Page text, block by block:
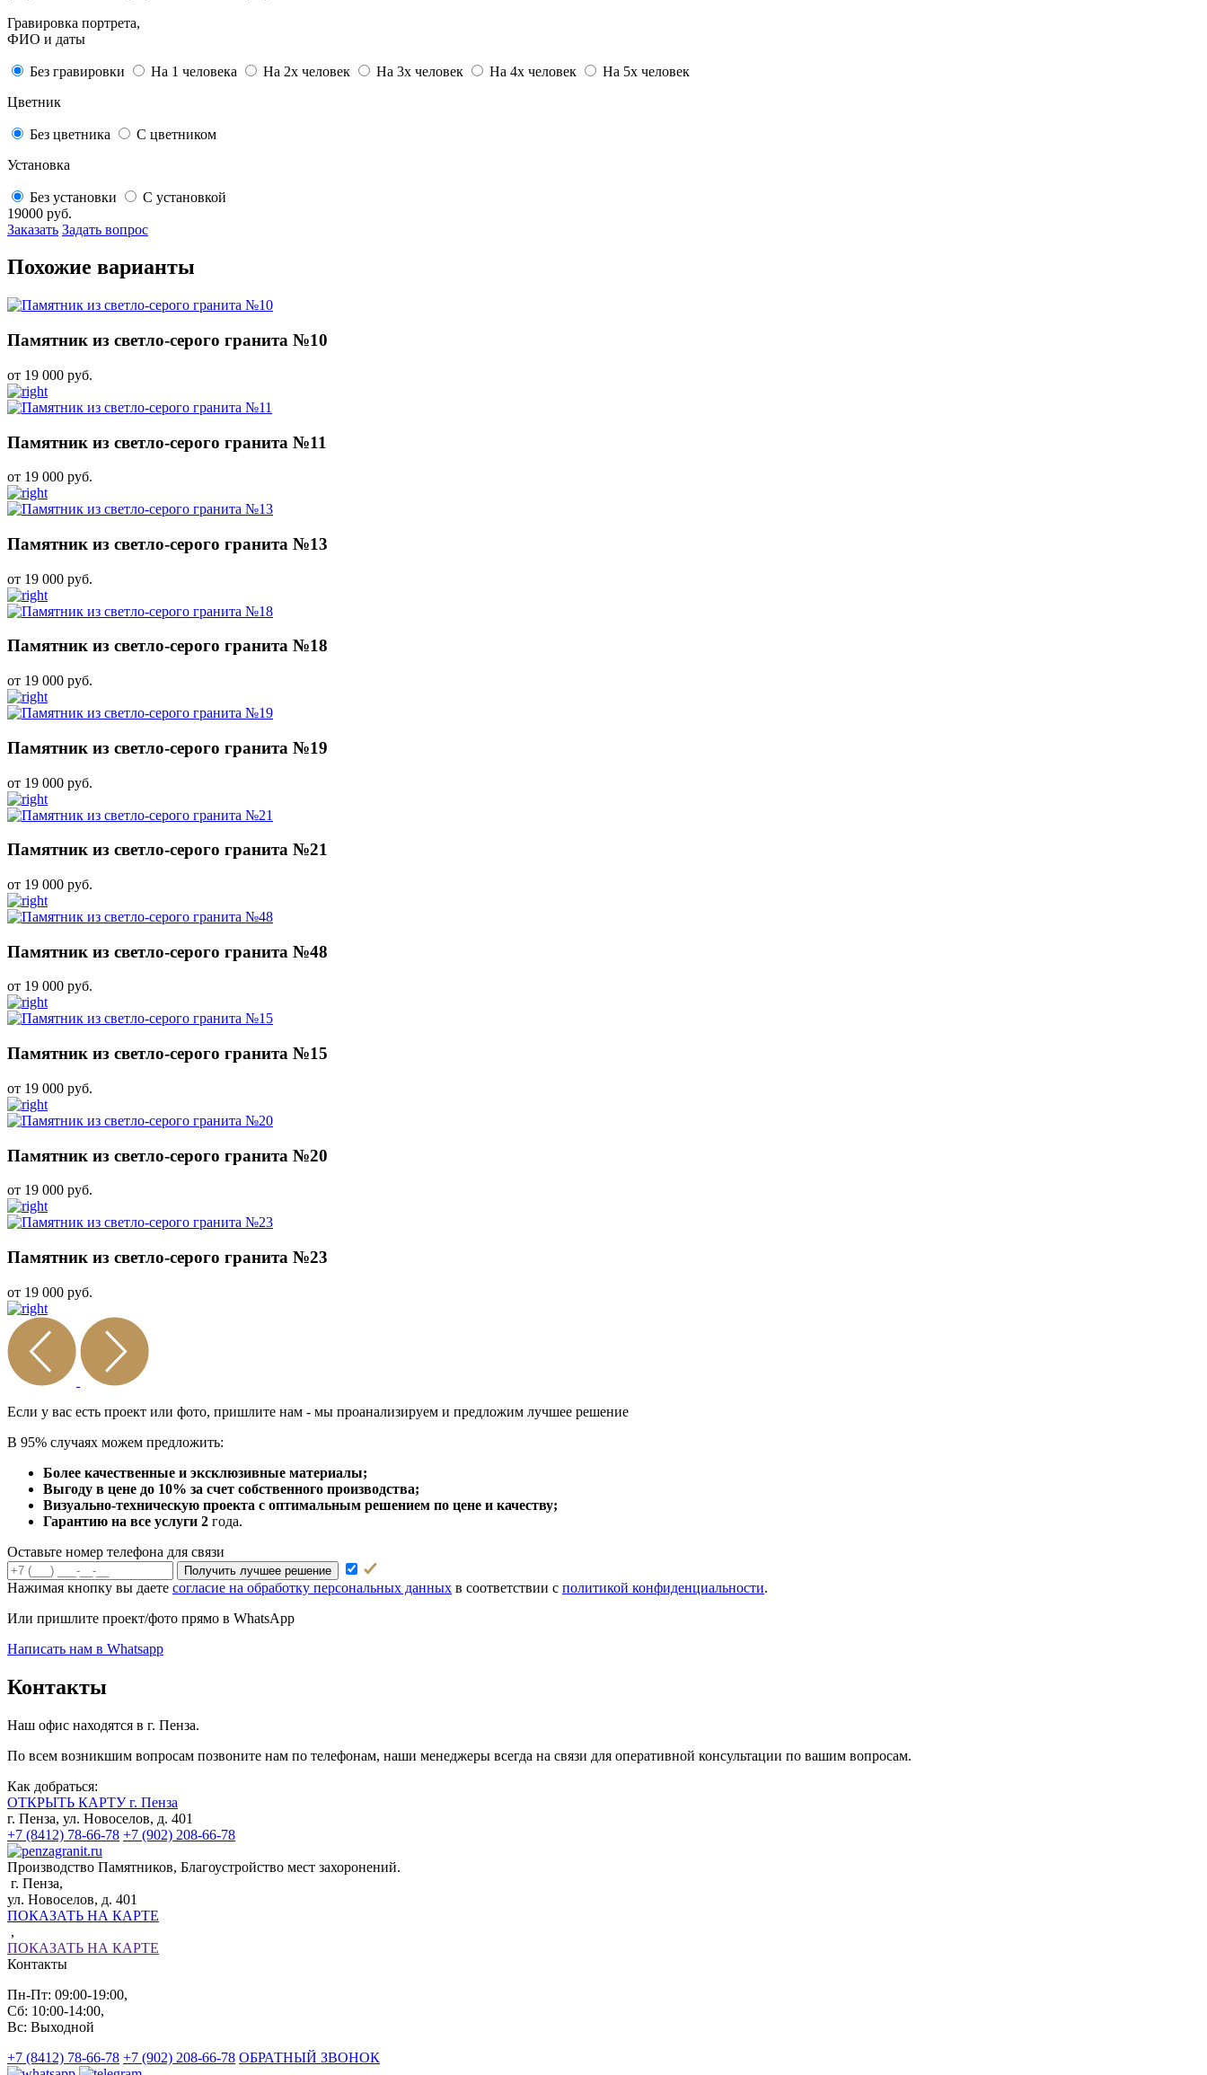
Гравировка портрета,
ФИО и даты
Без гравировки На 1 человека На 2х человек На 3х человек На 4х человек
На 5х человек
Цветник
Без цветника
С цветником
Установка
Без установки
С установкой
19000 руб.
Заказать Задать вопрос
Похожие варианты
Памятник из светло-серого гранита №10
от 19 000 руб.
Памятник из светло-серого гранита №11
от 19 000 руб.
Памятник из светло-серого гранита №13
от 19 000 руб.
Памятник из светло-серого гранита №18
от 19 000 руб.
Памятник из светло-серого гранита №19
от 19 000 руб.
Памятник из светло-серого гранита №21
от 19 000 руб.
Памятник из светло-серого гранита №48
от 19 000 руб.
Памятник из светло-серого гранита №15
от 19 000 руб.
Памятник из светло-серого гранита №20
от 19 000 руб.
Памятник из светло-серого гранита №23
от 19 000 руб.
Если у вас есть проект или фото, пришлите нам - мы проанализируем и предложим лучшее решение
В 95% случаях можем предложить:
Более качественные и эксклюзивные материалы;
Выгоду в цене до 10% за счет собственного производства;
Визуально-техническую проекта с оптимальным решением по цене и качеству;
Гарантию на все услуги 2 года.
Оставьте номер телефона для связи
Получить лучшее решение
Нажимая кнопку вы даете согласие на обработку персональных данных в соответствии с политикой конфиденциальности.
Или пришлите проект/фото прямо в WhatsApp
Написать нам в Whatsapp
Контакты
Наш офис находятся в г. Пенза.
По всем возникшим вопросам позвоните нам по телефонам, наши менеджеры всегда на связи для оперативной консультации по вашим вопросам.
Как добраться:
ОТКРЫТЬ КАРТУ г. Пенза
г. Пенза, ул. Новоселов, д. 401
+7 (8412) 78-66-78 +7 (902) 208-66-78
Производство Памятников, Благоустройство мест захоронений.
г. Пенза,
ул. Новоселов, д. 401
ПОКАЗАТЬ НА КАРТЕ
,
ПОКАЗАТЬ НА КАРТЕ
Контакты
Пн-Пт: 09:00-19:00,
Сб: 10:00-14:00,
Вс: Выходной
+7 (8412) 78-66-78 +7 (902) 208-66-78 ОБРАТНЫЙ ЗВОНОК